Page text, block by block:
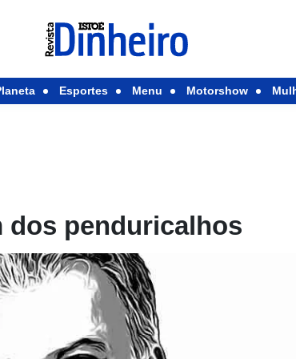
Esportes Menu Motorshow
dos penduricalhos